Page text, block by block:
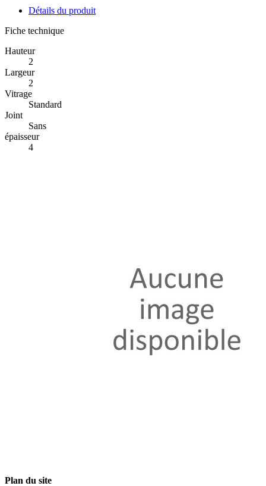
Détails du produit
Fiche technique
Hauteur
2
Largeur
2
Vitrage
Standard
Joint
Sans
épaisseur
4
Plan du site